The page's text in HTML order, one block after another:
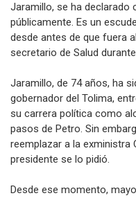
Jaramillo, se ha declarado
públicamente. Es un
desde antes de que fuera
secretario de Salud
Jaramillo, de 74 años, ha
gobernador del Tolima,
su carrera política como
pasos de Petro. Sin
reemplazar a la exministra
presidente se lo pidió.
Desde ese momento,